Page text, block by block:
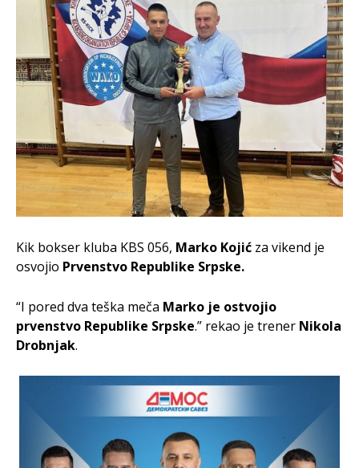
Kik bokser kluba KBS 056, Marko Kojić za vikend je
osvojio Prvenstvo Republike Srpske.
“I pored dva teška meča Marko je ostvojio
prvenstvo Republike Srpske.” rekao je trener Nikola
Drobnjak.